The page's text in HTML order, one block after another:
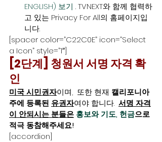
ENGLISH) 보기 . TVNEXT와 함께 협력하
고 있는 Privacy For All의 홈페이지입
니다.
[spacer color=”C22C0E” icon=”Select
a Icon” style=”1″]
[2단계] 청원서 서명 자격 확
인
미국 시민권자이며,  또한 현재 캘리포니아
주에 등록된 유권자여야 합니다. 서명 자격
이 안되시는 분들은 홍보와 기도, 헌금으로
적극 동참해주세요!
[accordion]